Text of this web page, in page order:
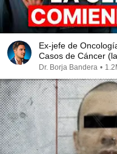
Ex-jefe de
Casos de Cáncer
Dr. Borja Bandera •